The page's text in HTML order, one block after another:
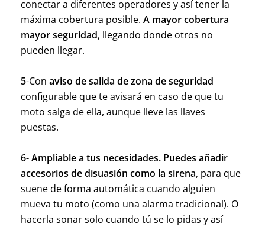
conectar a diferentes operadores y así tener la
máxima cobertura posible. A mayor cobertura
mayor seguridad, llegando donde otros no
pueden llegar.
5-Con aviso de salida de zona de seguridad
configurable que te avisará en caso de que tu
moto salga de ella, aunque lleve las llaves
puestas.
6- Ampliable a tus necesidades. Puedes añadir
accesorios de disuasión como la sirena, para que
suene de forma automática cuando alguien
mueva tu moto (como una alarma tradicional). O
hacerla sonar solo cuando tú se lo pidas y así